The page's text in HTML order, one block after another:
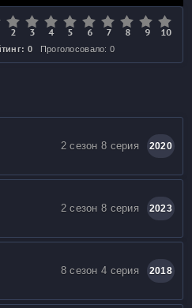
0 Проголосовало: 0
2 сезон 8 серия 2020
2 сезон 8 серия 2023
8 сезон 4 серия 2018